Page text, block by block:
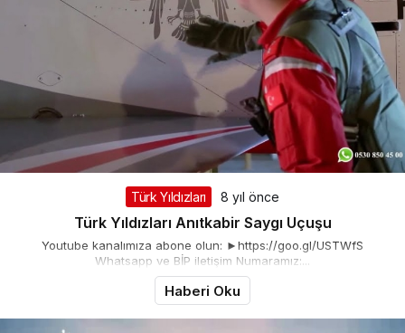
Türk Yıldızları 8 yıl önce
Türk Yıldızları Anıtkabir Saygı Uçuşu
Youtube kanalımıza abone olun: ►https://goo.gl/USTWfS
Whatsapp ve BİP iletişim Numaramız:...
Haberi Oku